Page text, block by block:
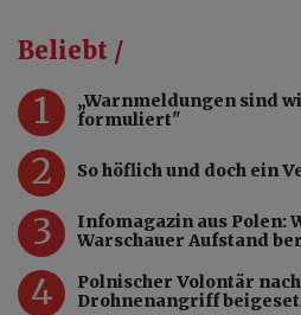
Beliebt /
1
„Warnmeldungen sind
formuliert"
2 So höflich und doch ein
3
Infomagazin aus Polen:
Warschauer Aufstand
4
Polnischer Volontär
Drohnenangriff